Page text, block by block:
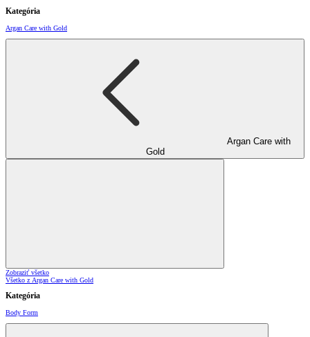
Kategória
Argan Care with Gold
Argan Care with
Gold
Zobraziť všetko
Všetko z Argan Care with Gold
Kategória
Body Form